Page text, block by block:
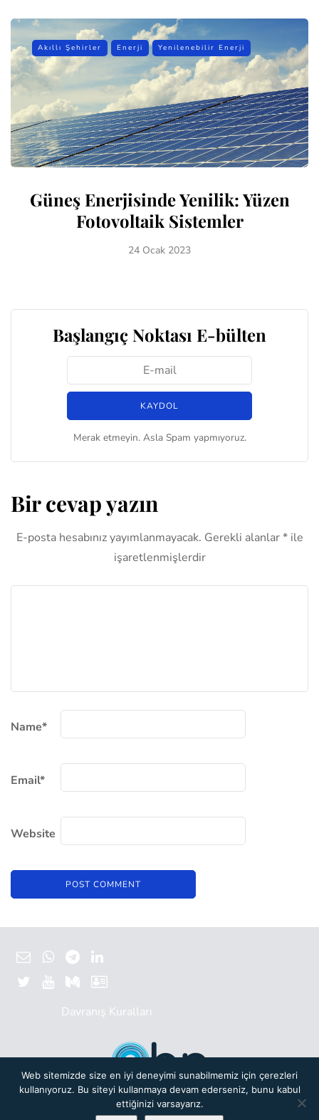
Akıllı Şehirler Enerji Yenilenebilir Enerji
Güneş Enerjisinde Yenilik: Yüzen
Fotovoltaik Sistemler
24 Ocak 2023
Başlangıç Noktası E-bülten
Merak etmeyin. Asla Spam yapmıyoruz.
Bir cevap yazın
E-posta hesabınız yayımlanmayacak. Gerekli alanlar*ile
işaretlenmişlerdir
Name*
Email*
Website
Davranış Kuralları
Başlangıç Noktası bir yeni nesilTürkiye Bilişim Vakfı (TBV)oluşumudur.
© 2019 Başlangıç Noktası. Her hakkı saklıdır.
Web sitemizde size en iyi deneyimi sunabilmemiz için çerezleri
kullanıyoruz. Bu siteyi kullanmaya devam ederseniz, bunu kabul
ettiğinizi varsayarız.